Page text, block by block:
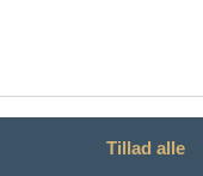
Tillad alle